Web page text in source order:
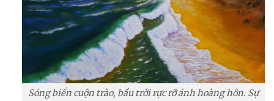
Sóng biển cuộn trào, bầu trời rực rỡ ánh hoàng hôn. Sự